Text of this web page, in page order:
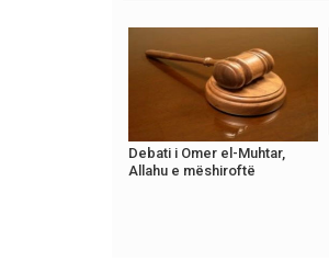
Debati i Omer el-Muhtar,
Allahu e mëshiroftë